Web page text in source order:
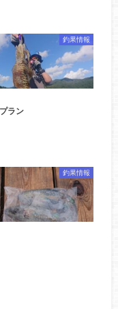
釣果情報
ラン
釣果情報